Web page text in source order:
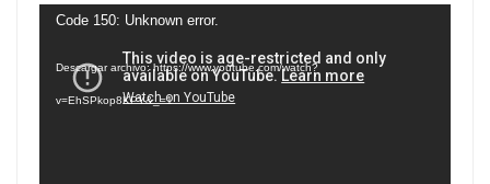
Reproductor
vídeo
Code 150: Unknown error.
Descargar archivo: https://www.youtube.com/watch?
v=EhSPkop8KPY&_=1